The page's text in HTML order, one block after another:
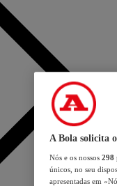
A Bola solicita
Nós e os nossos 298
únicos, no seu
apresentadas em